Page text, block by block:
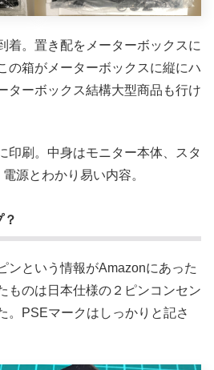
着。置き配をメーターボックスに
の箱がメーターボックスに縦にハ
ターボックス結構大型商品も行け
印刷。中身はモニター本体、スタ
源とわかり易い内容。
ンという情報がAmazonにあった
ものは日本仕様の２ピンコンセン
。PSEマークはしっかりと記さ